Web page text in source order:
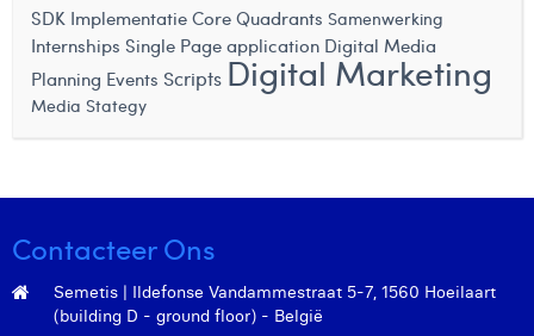
Linda Kraim
Lisa Protin
Lore Fierens
Lucas Taels
Manon Houppertz
SDK Implementatie Core Quadrants Samenwerking
Internships Single Page application Digital Media
Planning Events Scripts Digital Marketing
Media Stategy
Contacteer Ons
Semetis | Ildefonse Vandammestraat 5-7, 1560 Hoeilaart
(building D - ground floor) - België